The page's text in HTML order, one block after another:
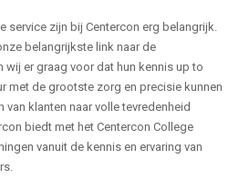
service zijn bij Centercon erg belangrijk.
belangrijkste link naar de
wij er graag voor dat hun kennis up to
met de grootste zorg en precisie kunnen
van klanten naar volle tevredenheid
biedt met het Centercon College
vanuit de kennis en ervaring van